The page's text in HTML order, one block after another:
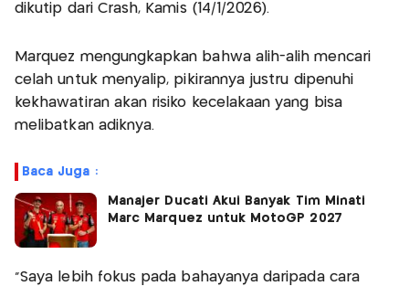
dikutip dari Crash, Kamis (14/1/2026).
Marquez mengungkapkan bahwa alih-alih mencari
celah untuk menyalip, pikirannya justru dipenuhi
kekhawatiran akan risiko kecelakaan yang bisa
melibatkan adiknya.
Baca Juga :
Manajer Ducati Akui Banyak Tim Minati
Marc Marquez untuk MotoGP 2027
"Saya lebih fokus pada bahayanya daripada cara